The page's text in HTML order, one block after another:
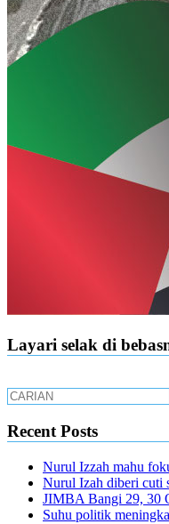
Layari selak di
Recent Posts
Nurul Izzah mahu
Nurul Izah diberi cuti
JIMBA Bangi 29, 30
Suhu politik